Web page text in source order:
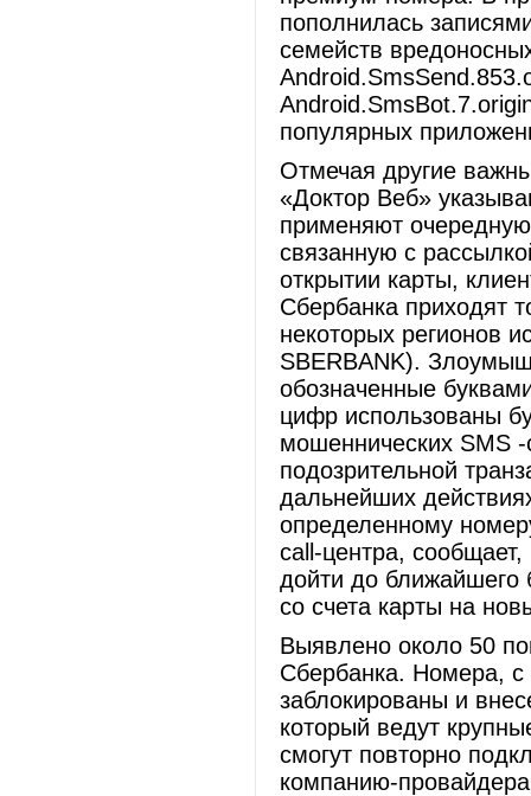
пополнилась
семейств
популярных
Отмечая другие
«Доктор Веб»
применяют
связанную с
открытии карты,
Сбербанка приходят
некоторых регионов
SBERBANK).
обозначенные
цифр использованы
мошеннических SMS
подозрительной
дальнейших
определенному
call-центра,
дойти до ближайшего
со счета карты на
Выявлено около 50
Сбербанка. Номера,
заблокированы и
который ведут
смогут повторно
компанию-провайдера